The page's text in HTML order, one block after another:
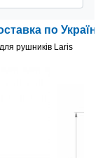
по Україні!
рушників Laris